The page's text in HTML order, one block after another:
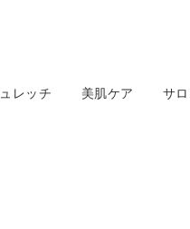
レッチ 美肌ケア サ